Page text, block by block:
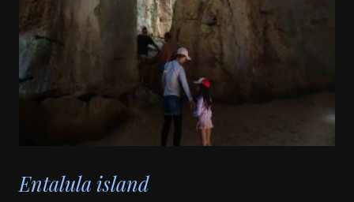
Entalula island